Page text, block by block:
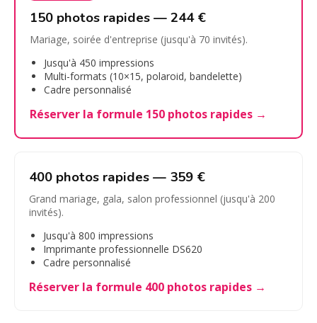
150 photos rapides — 244 €
Mariage, soirée d'entreprise (jusqu'à 70 invités).
Jusqu'à 450 impressions
Multi-formats (10×15, polaroid, bandelette)
Cadre personnalisé
Réserver la formule 150 photos rapides →
400 photos rapides — 359 €
Grand mariage, gala, salon professionnel (jusqu'à 200
invités).
Jusqu'à 800 impressions
Imprimante professionnelle DS620
Cadre personnalisé
Réserver la formule 400 photos rapides →